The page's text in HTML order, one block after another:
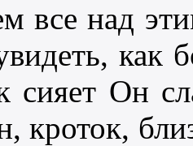
над
как
сияет Он
кроток,